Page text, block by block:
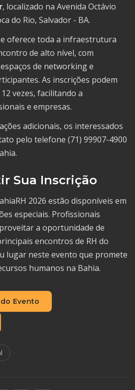
, localizado na Avenida Octávio
do Rio, Salvador - BA.
oferece toda a infraestrutura
de alto nível, com
de networking e
As inscrições podem
vezes, facilitando a
e empresas.
adicionais, os interessados
pelo telefone (71) 99907-4900
Sua Inscrição
2026 estão disponíveis em
especiais. Profissionais
a oportunidade de
encontros de RH do
lugar neste evento que promete
humanos na Bahia.
Evento